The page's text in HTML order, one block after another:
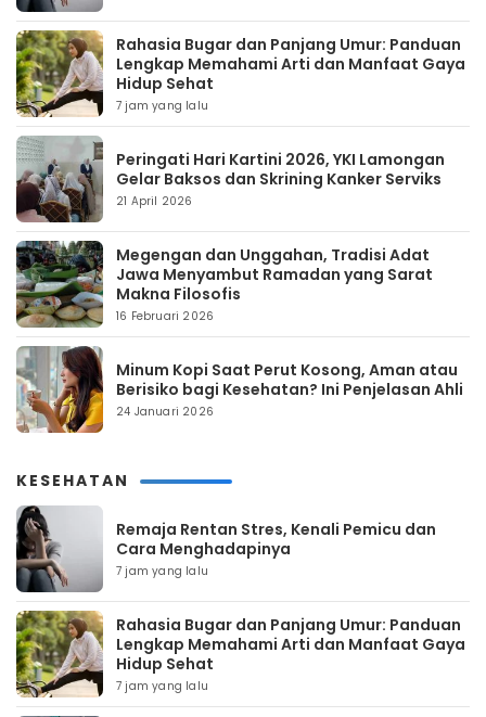
Rahasia Bugar dan Panjang Umur: Panduan
Lengkap Memahami Arti dan Manfaat Gaya
Hidup Sehat
7 jam yang lalu
Peringati Hari Kartini 2026, YKI Lamongan
Gelar Baksos dan Skrining Kanker Serviks
21 April 2026
Megengan dan Unggahan, Tradisi Adat
Jawa Menyambut Ramadan yang Sarat
Makna Filosofis
16 Februari 2026
Minum Kopi Saat Perut Kosong, Aman atau
Berisiko bagi Kesehatan? Ini Penjelasan Ahli
24 Januari 2026
KESEHATAN
Remaja Rentan Stres, Kenali Pemicu dan
Cara Menghadapinya
7 jam yang lalu
Rahasia Bugar dan Panjang Umur: Panduan
Lengkap Memahami Arti dan Manfaat Gaya
Hidup Sehat
7 jam yang lalu